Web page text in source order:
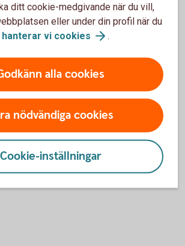
tillgången.
vara obegränsad, vid utfärdande utan
produkt.
förlust för innehavda optioner kan
satsade kapitalet och risken är
större än en placering i de
tillgångarna.
bygger på en hävstång så både över-
kan bli avsevärt större än de
tillgångarnas avkastning.
ditt cookie-medgivande när du vill,
eller under din profil när du
hanterar vi cookies .
alla cookies
nödvändiga cookies
Cookie-inställningar